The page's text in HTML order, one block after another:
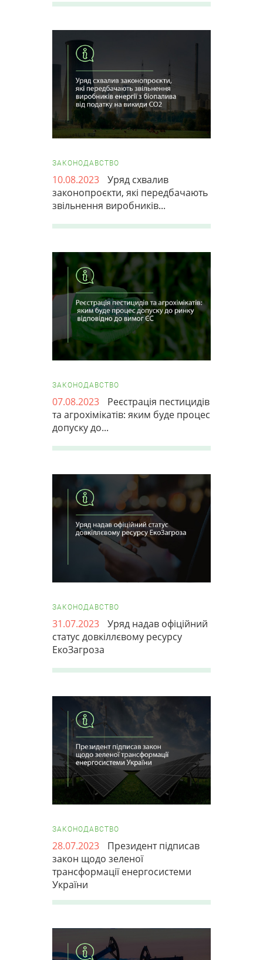
ЗАКОНОДАВСТВО
10.08.2023
Уряд схвалив
законопроєкти, які передбачають
звільнення виробників...
ЗАКОНОДАВСТВО
07.08.2023
Реєстрація пестицидів
та агрохімікатів: яким буде процес
допуску до...
ЗАКОНОДАВСТВО
31.07.2023
Уряд надав офіційний
статус довкіллєвому ресурсу
ЕкоЗагроза
ЗАКОНОДАВСТВО
28.07.2023
Президент підписав
закон щодо зеленої
трансформації енергосистеми
України